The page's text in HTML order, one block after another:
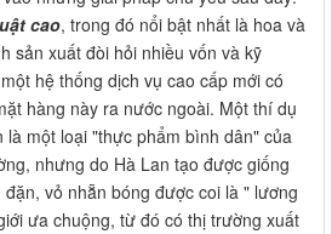
cao, trong đó nổi bật nhất là hoa và
sản xuất đòi hỏi nhiều vốn và kỹ
hệ thống dịch vụ cao cấp mới có
hàng này ra nước ngoài. Một thí dụ
là một loại "thực phẩm bình dân" của
nhưng do Hà Lan tạo được giống
vỏ nhẵn bóng được coi là " lương
ưa chuộng, từ đó có thị trường xuất